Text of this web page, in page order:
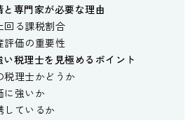
専門家が必要な理由
回る課税割合
評価の重要性
税理士を見極めるポイント
税理士かどうか
に強いか
しているか